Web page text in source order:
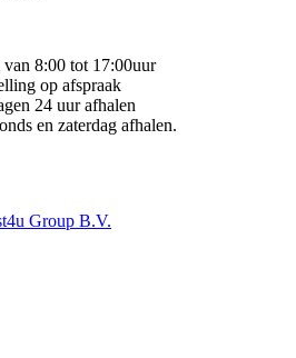
8:00 tot 17:00uur
op afspraak
24 uur afhalen
en zaterdag afhalen.
Group B.V.